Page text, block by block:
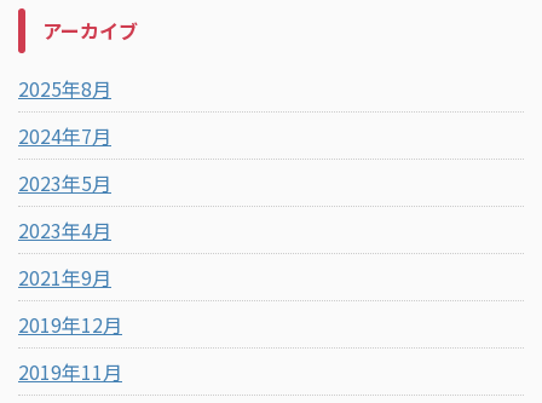
アーカイブ
2025年8月
2024年7月
2023年5月
2023年4月
2021年9月
2019年12月
2019年11月